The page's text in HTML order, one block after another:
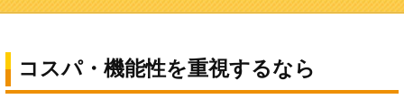
コスパ・機能性を重視するなら